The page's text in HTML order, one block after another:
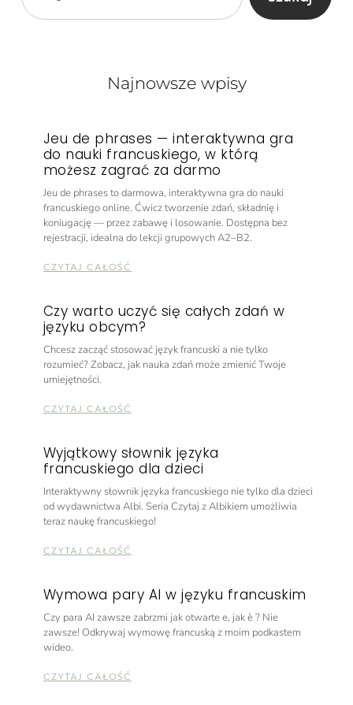
Najnowsze wpisy
Jeu de phrases — interaktywna gra
do nauki francuskiego, w którą
możesz zagrać za darmo
Jeu de phrases to darmowa, interaktywna gra do nauki
francuskiego online. Ćwicz tworzenie zdań, składnię i
koniugację — przez zabawę i losowanie. Dostępna bez
rejestracji, idealna do lekcji grupowych A2–B2.
CZYTAJ CAŁOŚĆ
Czy warto uczyć się całych zdań w
języku obcym?
Chcesz zacząć stosować język francuski a nie tylko
rozumieć? Zobacz, jak nauka zdań może zmienić Twoje
umiejętności.
CZYTAJ CAŁOŚĆ
Wyjątkowy słownik języka
francuskiego dla dzieci
Interaktywny słownik języka francuskiego nie tylko dla dzieci
od wydawnictwa Albi. Seria Czytaj z Albikiem umożliwia
teraz naukę francuskiego!
CZYTAJ CAŁOŚĆ
Wymowa pary AI w języku francuskim
Czy para AI zawsze zabrzmi jak otwarte e, jak è ? Nie
zawsze! Odkrywaj wymowę francuską z moim podkastem
wideo.
CZYTAJ CAŁOŚĆ